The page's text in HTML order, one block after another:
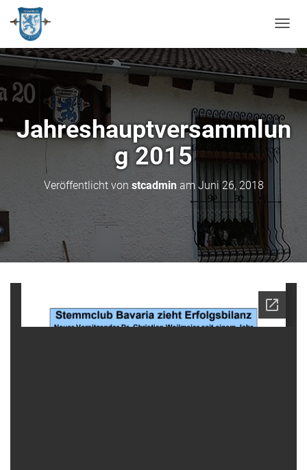
A
V
I
I
O
A
L
T
N
Jahreshauptversammlun
g 2015
Veröffentlicht von stcadminam Juni 26, 2018